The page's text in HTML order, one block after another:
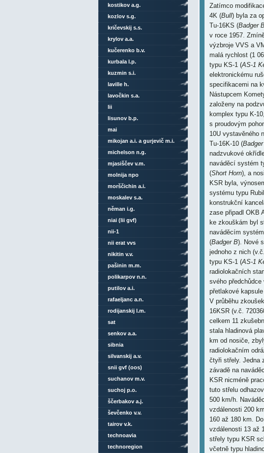
Zatímco
4K (Bull) byla za
Tu-16KS (Badger
v roce 1957.
výzbroje VVS a
malá rychlost (1
typu KS-1 (AS-1
elektronickému
specifikacemi na
Nástupcem
založeny na
komplex typu K-
s proudovým
10U vystavěného
Tu-16K-10 (
nadzvukové
naváděcí systém
(Short Horn), a
KSR byla,
systému typu
konstrukční
zase připadl OKB
ke zkouškám byl
naváděcím
(Badger B). Nové
jednoho z nich
typu KS-1 (AS-1
radiolokačních
svého předchůdce
přetlakové
V průběhu
16KSR (v.č.
celkem 11
stala hladinová
km od nosiče,
radiolokačním
čtyři střely. Jedna
závadě na
KSR nicméně
tuto střelu
500 km/h.
vzdálenosti 200
160 až 180 km.
vzdálenosti 13 až
střely typu KSR
včetně typu
kostikov a.g.
kozlov s.g.
kričevskij s.s.
krylov a.a.
kučerenko b.v.
kurbala l.p.
kuzmin s.i.
laville h.
lavočkin s.a.
lii
lisunov b.p.
mai
mikojan a.i. a gurjevič m.i.
michelson n.g.
mjasiščev v.m.
molnija npo
morščichin a.i.
moskalev s.a.
něman i.g.
niai (lii gvf)
nii-1
nii erat vvs
nikitin v.v.
pašinin m.m.
polikarpov n.n.
putilov a.i.
rafaeljanc a.n.
rodijanskij l.m.
sat
senkov a.a.
sibnia
silvanskij a.v.
snii gvf (oos)
suchanov m.v.
suchoj p.o.
ščerbakov a.j.
ševčenko v.v.
tairov v.k.
technoavia
technoregion